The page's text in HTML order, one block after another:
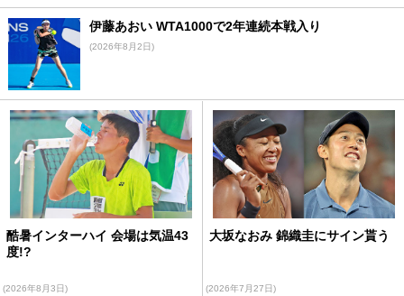
伊藤あおい WTA1000で2年連続本戦入り
(2026年8月2日)
酷暑インターハイ 会場は気温43
度!?
(2026年8月3日)
大坂なおみ 錦織圭にサイン貰う
(2026年7月27日)